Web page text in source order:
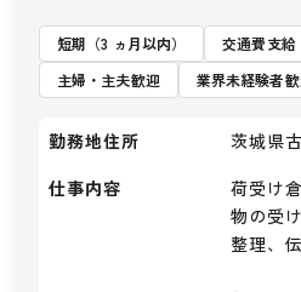
短期（3 ヵ月以内） 交通費支給
主婦・主夫歓迎
業界未経験者
勤務地住所
茨城県
仕事内容
荷受け
物の受
整理、